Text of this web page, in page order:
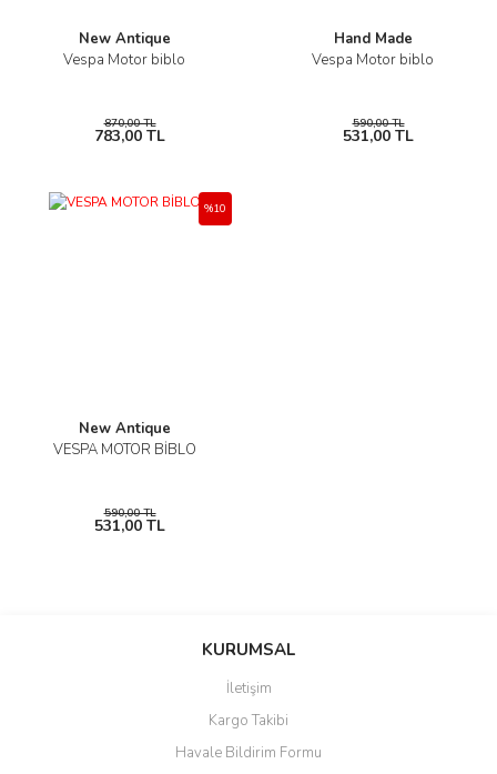
New Antique
Vespa Motor biblo
870,00 TL
783,00 TL
Hand Made
Vespa Motor biblo
590,00 TL
531,00 TL
New Antique
VESPA MOTOR BİBLO
%10
590,00 TL
531,00 TL
KURUMSAL
İletişim
Kargo Takibi
Havale Bildirim Formu